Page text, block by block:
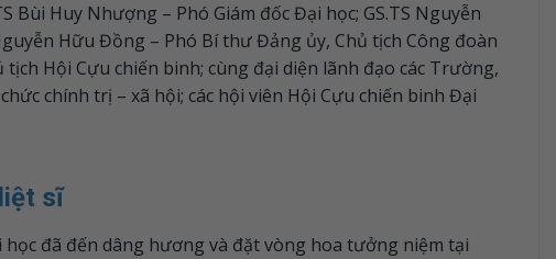
Bùi Huy Nhượng – Phó Giám đốc Đại học; GS.TS Nguyễn
Hữu Đồng – Phó Bí thư Đảng ủy, Chủ tịch Công đoàn
tịch Hội Cựu chiến binh; cùng đại diện lãnh đạo các Trường,
chính trị – xã hội; các hội viên Hội Cựu chiến binh Đại
sĩ
đã đến dâng hương và đặt vòng hoa tưởng niệm tại